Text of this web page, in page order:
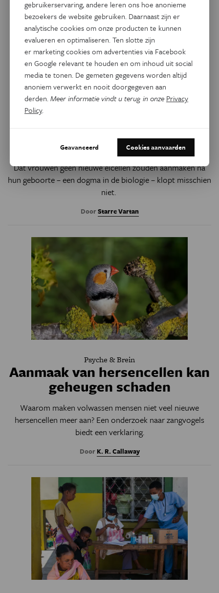
Gezondheid
Kunnen vrouwen toch nieuwe
geboorte?
Dat vrouwen geen nieuwe eicellen zouden aanmaken na
hun geboorte – een dogma in de biologie – klopt misschien
niet.
DoorStarre Vartan
Psyche & Brein
Aanmaak van hersencellen kan
geheugen schaden
Waarom maken volwassen mensen niet veel nieuwe
hersencellen meer aan? Een onderzoek naar zangvogels
biedt een verklaring.
Door K. R. Callaway
gebruikerservaring, andere leren ons hoe anonieme
bezoekers de website gebruiken. Daarnaast zijn er
analytische cookies om onze producten te kunnen
evalueren en optimaliseren. Ten slotte zijn
er marketing cookies om advertenties via Facebook
en Google relevant te houden en om inhoud uit social
media te tonen. De gemeten gegevens worden altijd
anoniem verwerkt en nooit doorgegeven aan
derden.Meer informatie vindt u terug in onze Privacy
Policy.
Geavanceerd Cookies aanvaarden